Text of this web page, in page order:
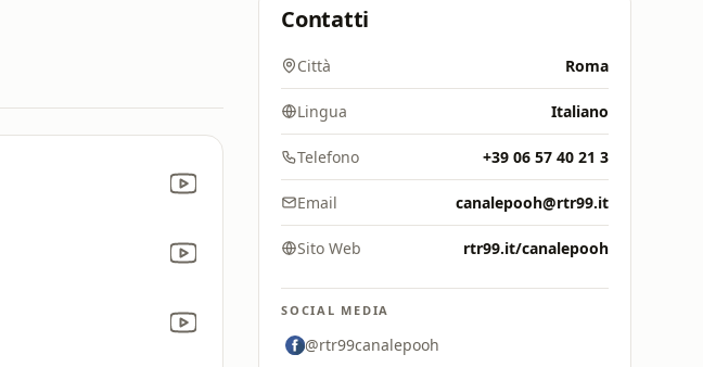
Contatti
Città Roma
Lingua Italiano
Telefono +39 06 57 40 21 3
Email canalepooh@rtr99.it
Sito Web rtr99.it/canalepooh
SOCIAL MEDIA
@rtr99canalepooh